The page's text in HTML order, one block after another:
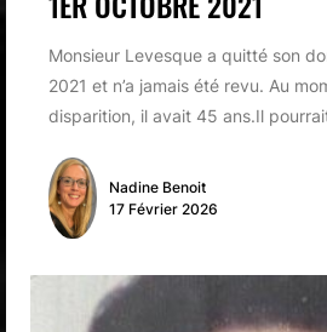
Monsieur Levesque a quitté son
2021 et n’a jamais été revu. Au
disparition, il avait 45 ans.Il
Nadine Benoit
17 Février 2026